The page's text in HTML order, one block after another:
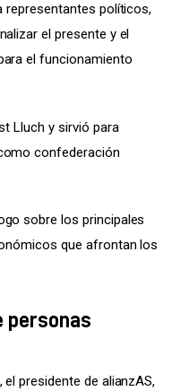
representantes políticos,
el presente y el
el funcionamiento
Lluch y sirvió para
confederación
sobre los principales
que afrontan los
personas
el presidente de alianzAS,